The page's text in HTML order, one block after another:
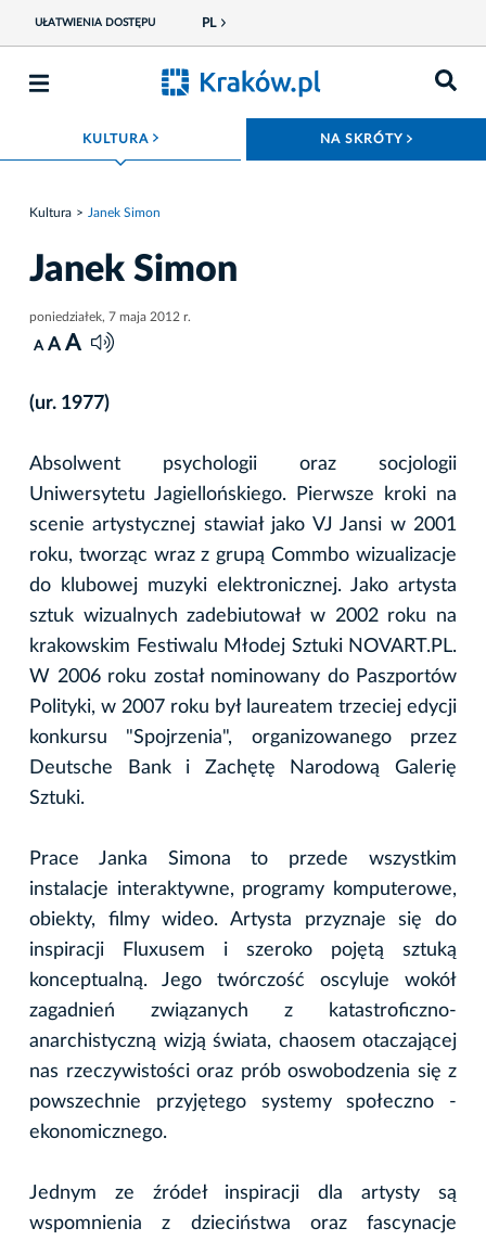
UŁATWIENIA DOSTĘPU PL
KULTURA ROZWIŃ MENU NA SKRÓTY
Kultura Janek Simon
Janek Simon
poniedziałek, 7 maja 2012 r.
A A A
(ur. 1977)
Absolwent psychologii oraz socjologii
Uniwersytetu Jagiellońskiego. Pierwsze kroki na
scenie artystycznej stawiał jako VJ Jansi w 2001
roku, tworząc wraz z grupą Commbo wizualizacje
do klubowej muzyki elektronicznej. Jako artysta
sztuk wizualnych zadebiutował w 2002 roku na
krakowskim Festiwalu Młodej Sztuki NOVART.PL.
W 2006 roku został nominowany do Paszportów
Polityki, w 2007 roku był laureatem trzeciej edycji
konkursu "Spojrzenia", organizowanego przez
Deutsche Bank i Zachętę Narodową Galerię
Sztuki.
Prace Janka Simona to przede wszystkim
instalacje interaktywne, programy komputerowe,
obiekty, filmy wideo. Artysta przyznaje się do
inspiracji Fluxusem i szeroko pojętą sztuką
konceptualną. Jego twórczość oscyluje wokół
zagadnień związanych z katastroficzno-
anarchistyczną wizją świata, chaosem otaczającej
nas rzeczywistości oraz prób oswobodzenia się z
powszechnie przyjętego systemy społeczno -
ekonomicznego.
Jednym ze źródeł inspiracji dla artysty są
wspomnienia z dzieciństwa oraz fascynacje